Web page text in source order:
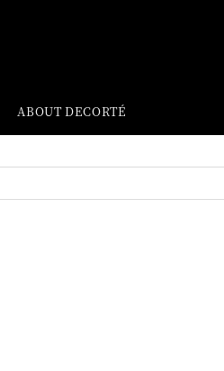
ABOUT DECORTÉ